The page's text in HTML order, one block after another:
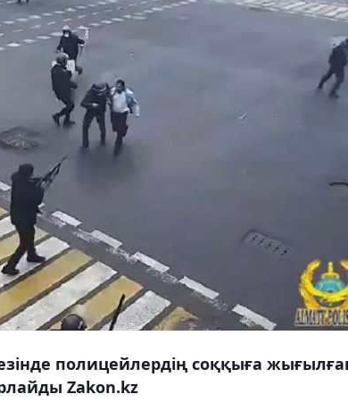
полицейлердің соққыға
Zakon.kz